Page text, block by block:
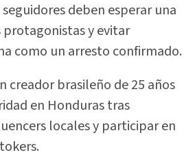
deben esperar una
y evitar
como un arresto confirmado.
creador brasileño de 25 años
en Honduras tras
locales y participar en